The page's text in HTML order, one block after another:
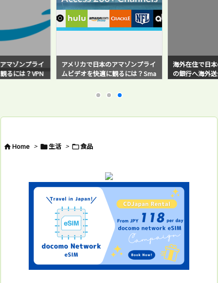
マゾンプライ
るには？VPN
じている方必
アメリカで日本のアマゾンプライ
ムビデオを快適に観るには？Sma
rt DNS Proxyサービスを使ってみ
たら超快適だった！
海外在住で日
の銀行へ海外
sferWise）の
Home > 生活 > 食品